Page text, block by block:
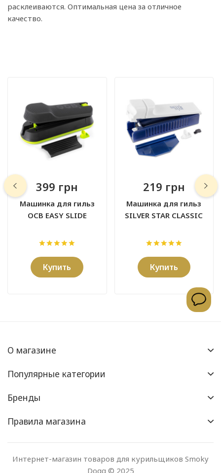
расклеиваются. Оптимальная цена за отличное
качество.
399 грн
Машинка для гильз
OCB EASY SLIDE
Купить
219 грн
Машинка для гильз
SILVER STAR CLASSIC
Купить
О магазине
Популярные категории
Бренды
Правила магазина
Интернет-магазин товаров для курильщиков Smoky
Dogg © 2025